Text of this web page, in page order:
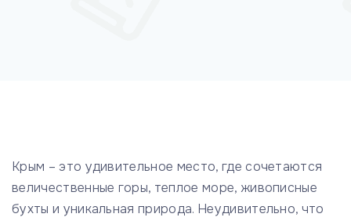
Крым – это удивительное место, где сочетаются
величественные горы, теплое море, живописные
бухты и уникальная природа. Неудивительно, что